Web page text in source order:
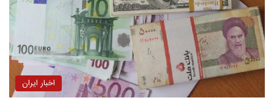
اخبار ایران